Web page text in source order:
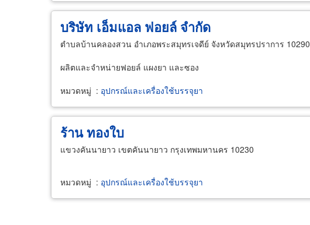
บริษัท เอ็มแอล ฟอยล์ จำกัด
ตำบลบ้านคลองสวน อำเภอพระสมุทรเจดีย์ จังหวัดสมุทรปราการ 10290
ผลิตและจำหน่ายฟอยล์ แผงยา และซอง
หมวดหมู่ : อุปกรณ์และเครื่องใช้บรรจุยา
ร้าน ทองใบ
แขวงคันนายาว เขตคันนายาว กรุงเทพมหานคร 10230
หมวดหมู่ : อุปกรณ์และเครื่องใช้บรรจุยา